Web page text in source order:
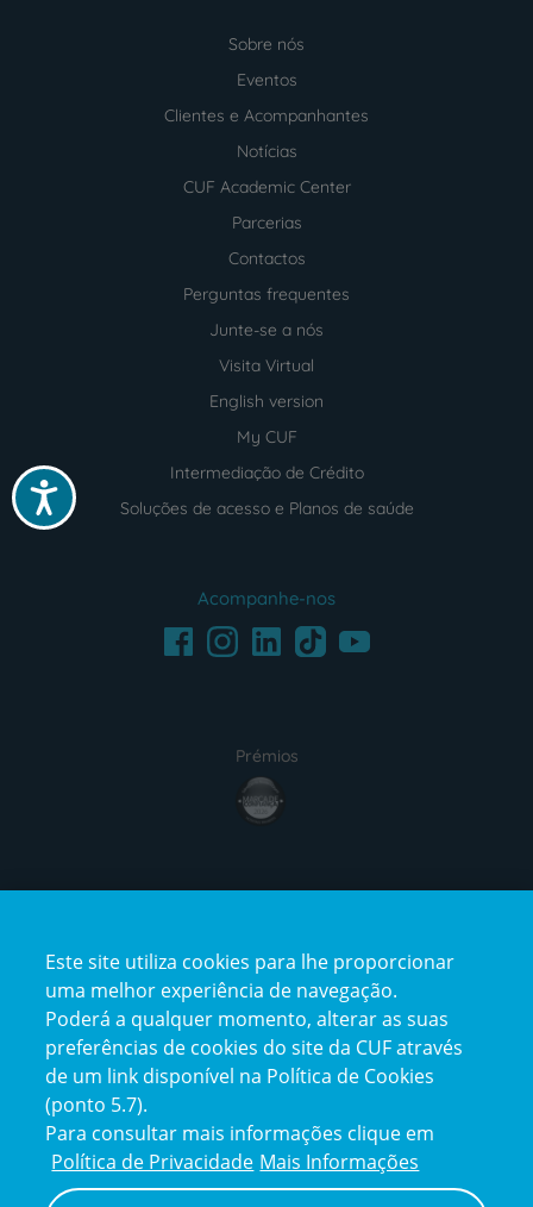
Acessibilidade
Sobre nós
Eventos
Clientes e Acompanhantes
Notícias
CUF Academic Center
Parcerias
Contactos
Perguntas frequentes
Junte-se a nós
Visita Virtual
English version
My CUF
Intermediação de Crédito
Soluções de acesso e Planos de saúde
Acompanhe-nos
FacebookInstagramLinkedInTikTokYoutube
Prémios
award4
certification2certification3
Reclamações
e
elogios
Este site utiliza cookies para lhe proporcionar
uma melhor experiência de navegação.
Poderá a qualquer momento, alterar as suas
preferências de cookies do site da CUF através
de um link disponível na Política de Cookies
(ponto 5.7).
Para consultar mais informações clique em
Política de Privacidade Mais Informações